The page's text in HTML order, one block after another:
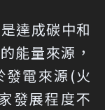
達成碳中和
能量來源，
發電來源(火
發展程度不